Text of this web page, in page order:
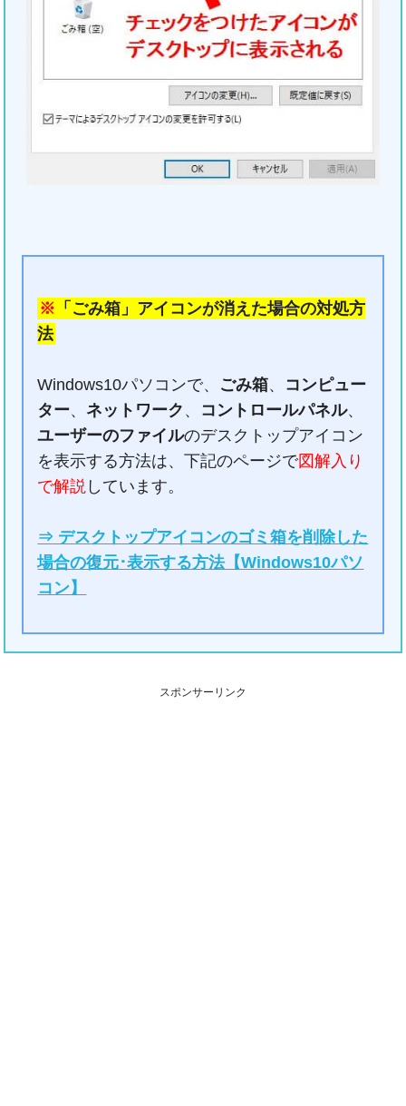
※ 「ごみ箱」アイコンが消えた場合の対処方
法
Windows10パソコンで、 ごみ箱、 コンピュー
ター、ネットワーク 、 コントロールパネル、
ユーザーのファイルのデスクトップアイコン
を表示する方法は、下記のページで図解入り
で解説 しています。
⇒ デスクトップアイコンのゴミ箱を削除した
場合の復元･表示する方法【Windows10パソ
コン】
スポンサーリンク